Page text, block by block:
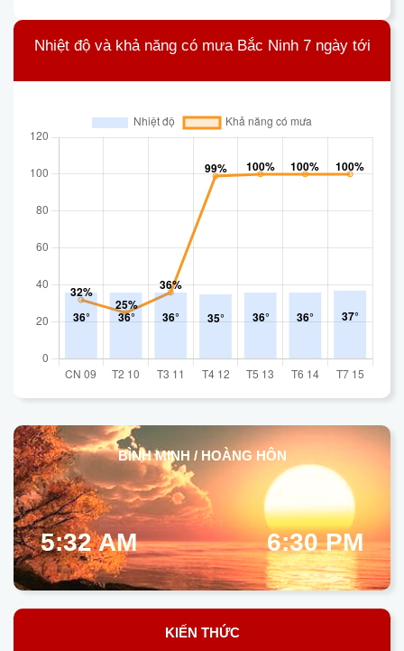
Nhiệt độ và khả năng có mưa Bắc Ninh 7 ngày tới
BÌNH MINH / HOÀNG HÔN
5:32 AM 6:30 PM
KIẾN THỨC